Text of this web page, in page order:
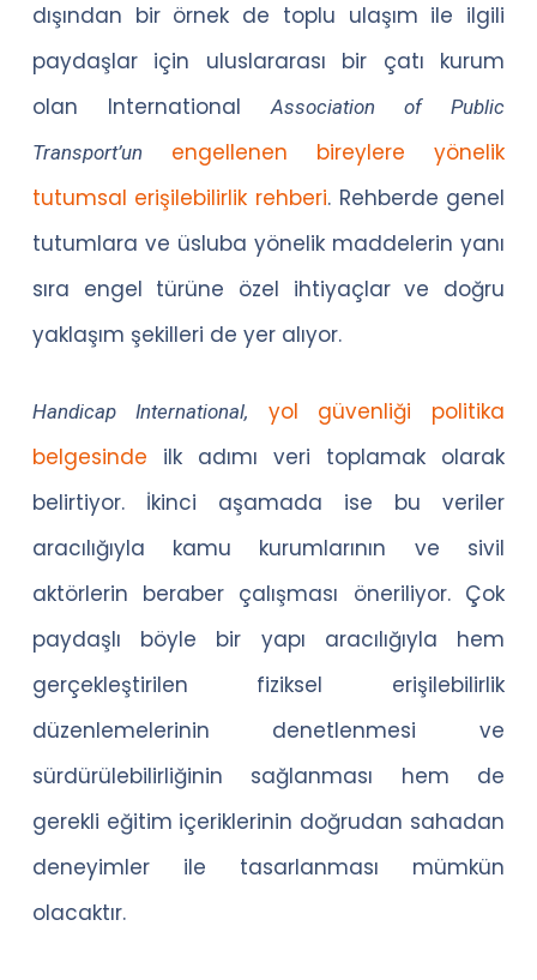
dışından bir örnek de toplu ulaşım ile ilgili
paydaşlar için uluslararası bir çatı kurum
olan InternationalAssociation of Public
Transport’un
engellenen bireylere yönelik
tutumsal erişilebilirlik rehberi. Rehberde genel
tutumlara ve üsluba yönelik maddelerin yanı
sıra engel türüne özel ihtiyaçlar ve doğru
yaklaşım şekilleri de yer alıyor.
Handicap International,
yol güvenliği politika
belgesinde ilk adımı veri toplamak olarak
belirtiyor. İkinci aşamada ise bu veriler
aracılığıyla kamu kurumlarının ve sivil
aktörlerin beraber çalışması öneriliyor. Çok
paydaşlı böyle bir yapı aracılığıyla hem
gerçekleştirilen fiziksel erişilebilirlik
düzenlemelerinin denetlenmesi ve
sürdürülebilirliğinin sağlanması hem de
gerekli eğitim içeriklerinin doğrudan sahadan
deneyimler ile tasarlanması mümkün
olacaktır.